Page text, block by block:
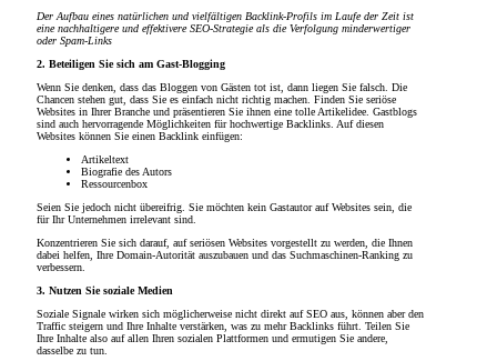
Der Aufbau eines natürlichen und vielfältigen Backlink-Profils im Laufe der Zeit ist
eine nachhaltigere und effektivere SEO-Strategie als die Verfolgung minderwertiger
oder Spam-Links
2. Beteiligen Sie sich am Gast-Blogging
Wenn Sie denken, dass das Bloggen von Gästen tot ist, dann liegen Sie falsch. Die
Chancen stehen gut, dass Sie es einfach nicht richtig machen. Finden Sie seriöse
Websites in Ihrer Branche und präsentieren Sie ihnen eine tolle Artikelidee. Gastblogs
sind auch hervorragende Möglichkeiten für hochwertige Backlinks. Auf diesen
Websites können Sie einen Backlink einfügen:
Artikeltext
Biografie des Autors
Ressourcenbox
Seien Sie jedoch nicht übereifrig. Sie möchten kein Gastautor auf Websites sein, die
für Ihr Unternehmen irrelevant sind.
Konzentrieren Sie sich darauf, auf seriösen Websites vorgestellt zu werden, die Ihnen
dabei helfen, Ihre Domain-Autorität auszubauen und das Suchmaschinen-Ranking zu
verbessern.
3. Nutzen Sie soziale Medien
Soziale Signale wirken sich möglicherweise nicht direkt auf SEO aus, können aber den
Traffic steigern und Ihre Inhalte verstärken, was zu mehr Backlinks führt. Teilen Sie
Ihre Inhalte also auf allen Ihren sozialen Plattformen und ermutigen Sie andere,
dasselbe zu tun.